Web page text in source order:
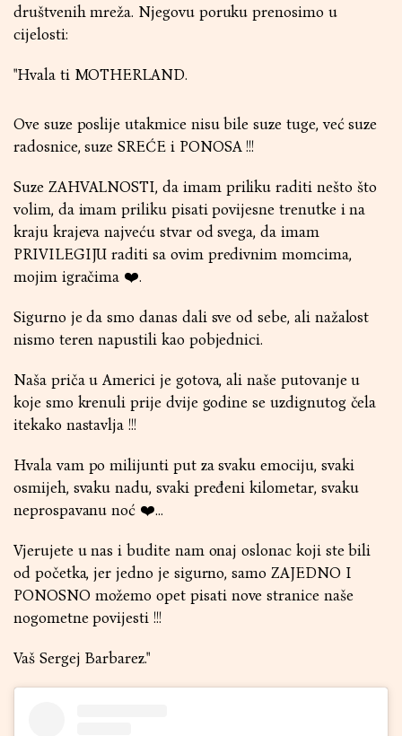
društvenih mreža. Njegovu poruku prenosimo u
cijelosti:
"Hvala ti MOTHERLAND.
Ove suze poslije utakmice nisu bile suze tuge, već suze
radosnice, suze SREĆE i PONOSA !!!
Suze ZAHVALNOSTI, da imam priliku raditi nešto što
volim, da imam priliku pisati povijesne trenutke i na
kraju krajeva najveću stvar od svega, da imam
PRIVILEGIJU raditi sa ovim predivnim momcima,
mojim igračima ❤️.
Sigurno je da smo danas dali sve od sebe, ali nažalost
nismo teren napustili kao pobjednici.
Naša priča u Americi je gotova, ali naše putovanje u
koje smo krenuli prije dvije godine se uzdignutog čela
itekako nastavlja !!!
Hvala vam po milijunti put za svaku emociju, svaki
osmijeh, svaku nadu, svaki pređeni kilometar, svaku
neprospavanu noć ❤️...
Vjerujete u nas i budite nam onaj oslonac koji ste bili
od početka, jer jedno je sigurno, samo ZAJEDNO I
PONOSNO možemo opet pisati nove stranice naše
nogometne povijesti !!!
Vaš Sergej Barbarez."